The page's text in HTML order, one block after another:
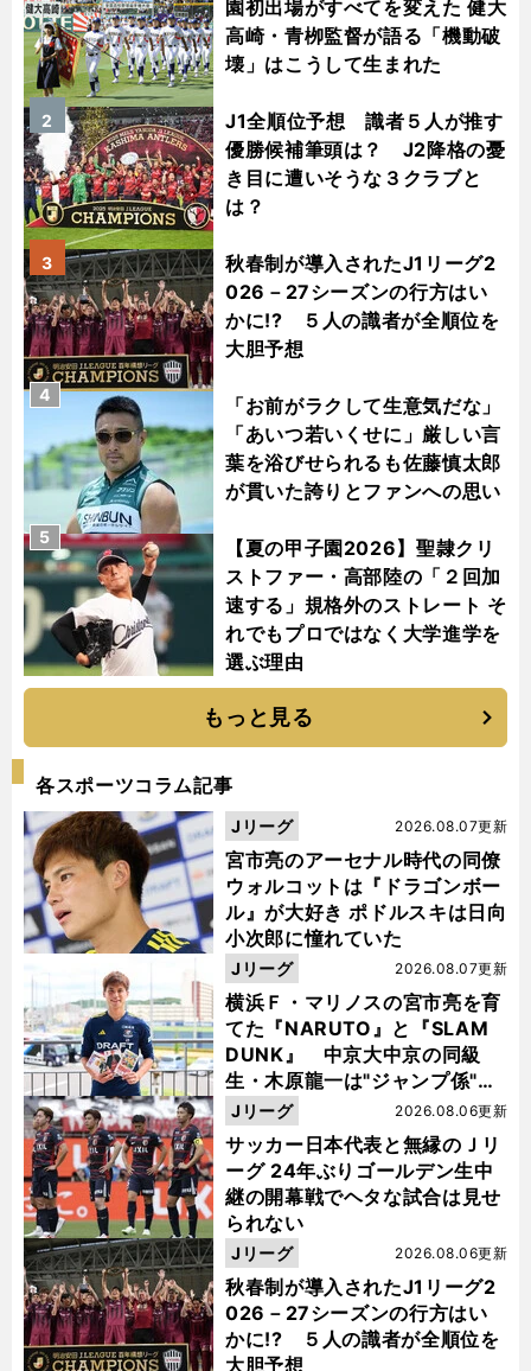
園初出場がすべてを変えた 健大
高崎・青栁監督が語る「機動破
壊」はこうして生まれた
J1全順位予想 識者５人が推す
優勝候補筆頭は？ J2降格の憂
き目に遭いそうな３クラブと
は？
2
秋春制が導入されたJ1リーグ2
026－27シーズンの行方はい
かに!? ５人の識者が全順位を
大胆予想
3
「お前がラクして生意気だな」
「あいつ若いくせに」厳しい言
葉を浴びせられるも佐藤慎太郎
が貫いた誇りとファンへの思い
4
【夏の甲子園2026】聖隷クリ
ストファー・高部陸の「２回加
速する」規格外のストレート そ
れでもプロではなく大学進学を
選ぶ理由
5
もっと見る
各スポーツコラム記事
宮市亮のアーセナル時代の同僚
ウォルコットは『ドラゴンボー
ル』が大好き ポドルスキは日向
小次郎に憧れていた
2026.08.07更新
Jリーグ
横浜Ｆ・マリノスの宮市亮を育
てた『NARUTO』と『SLAM
DUNK』 中京大中京の同級
生・木原龍一は"ジャンプ係"だ
った
2026.08.07更新
Jリーグ
サッカー日本代表と無縁のＪリ
ーグ 24年ぶりゴールデン生中
継の開幕戦でヘタな試合は見せ
られない
2026.08.06更新
Jリーグ
秋春制が導入されたJ1リーグ2
026－27シーズンの行方はい
かに!? ５人の識者が全順位を
大胆予想
2026.08.06更新
Jリーグ